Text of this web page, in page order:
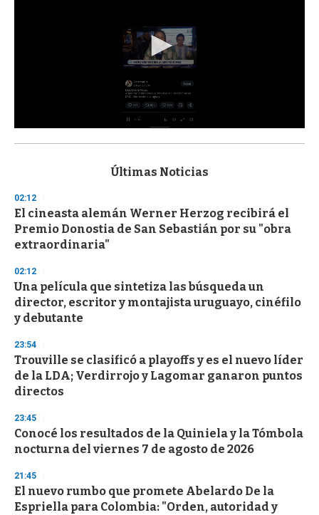
s
d
s
o
f
3
s
e
c
o
n
d
Últimas Noticias
02:12
El cineasta alemán Werner Herzog recibirá el
Premio Donostia de San Sebastián por su "obra
extraordinaria"
02:12
Una película que sintetiza las búsqueda un
director, escritor y montajista uruguayo, cinéfilo
y debutante
23:54
Trouville se clasificó a playoffs y es el nuevo líder
de la LDA; Verdirrojo y Lagomar ganaron puntos
directos
23:45
Conocé los resultados de la Quiniela y la Tómbola
nocturna del viernes 7 de agosto de 2026
21:45
El nuevo rumbo que promete Abelardo De la
Espriella para Colombia: "Orden, autoridad y